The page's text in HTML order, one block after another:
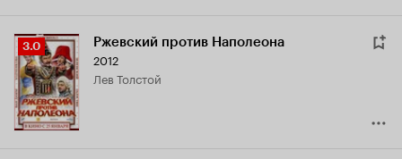
Рейтинг
Кинопоиска
3.0
3.0 Ржевский против Наполеона
2012
Лев Толстой